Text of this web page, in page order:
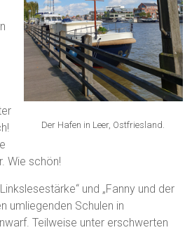
Der Hafen in Leer, Ostfriesland.
Wie schön!
und „Fanny und der
umliegenden Schulen in
Teilweise unter erschwerten